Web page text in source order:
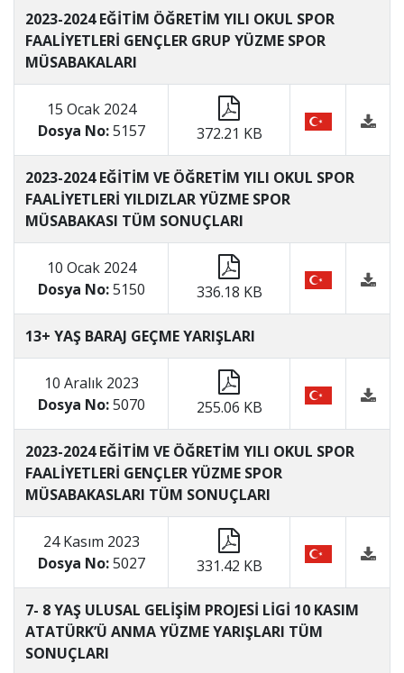
2023-2024 EĞİTİM ÖĞRETİM YILI OKUL SPOR
FAALİYETLERİ GENÇLER GRUP YÜZME SPOR
MÜSABAKALARI
15 Ocak 2024
Dosya No:5157 372.21 KB
2023-2024 EĞİTİM VE ÖĞRETİM YILI OKUL SPOR
FAALİYETLERİ YILDIZLAR YÜZME SPOR
MÜSABAKASI TÜM SONUÇLARI
10 Ocak 2024
Dosya No:5150 336.18 KB
13+ YAŞ BARAJ GEÇME YARIŞLARI
10 Aralık 2023
Dosya No:5070 255.06 KB
2023-2024 EĞİTİM VE ÖĞRETİM YILI OKUL SPOR
FAALİYETLERİ GENÇLER YÜZME SPOR
MÜSABAKASLARI TÜM SONUÇLARI
24 Kasım 2023
Dosya No:5027 331.42 KB
7- 8 YAŞ ULUSAL GELİŞİM PROJESİ LİGİ 10 KASIM
ATATÜRK’Ü ANMA YÜZME YARIŞLARI TÜM
SONUÇLARI